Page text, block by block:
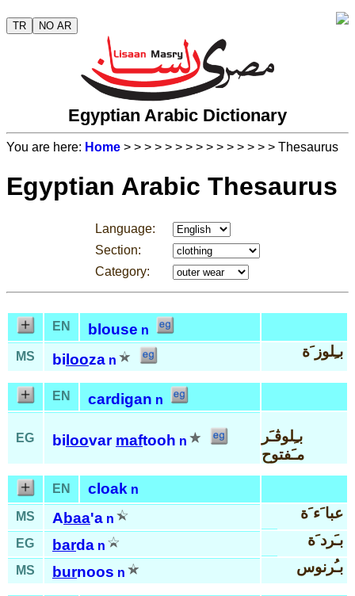
TR NO AR
Egyptian Arabic Dictionary
You are here: Home > > > > > > > > > > > > > > > Thesaurus
Egyptian Arabic Thesaurus
Language:
Section:
Category:
EN blouse n
MS
bi looza n
بـِلوز َة
EN cardigan n
EG bi loovar maftooh n
بـِلوڤـَر
مـَفتوح
EN cloak n
MS
Abaa'a n عبا َء َة
EG barda n بـَرد َة
MS burnoos n بـُرنوس